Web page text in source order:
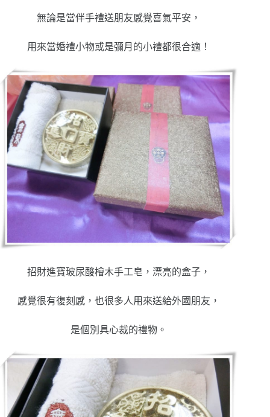
無論是當伴手禮送朋友感覺喜氣平安，
用來當婚禮小物或是彌月的小禮都很合適！
招財進寶玻尿酸檜木手工皂，漂亮的盒子，
感覺很有復刻感，也很多人用來送給外國朋友，
是個別具心裁的禮物。